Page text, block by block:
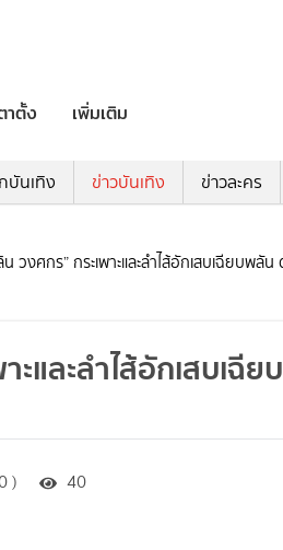
าตั้ง เพิ่มเติม
บันเทิง ข่าวบันเทิง ข่าวละคร
วงศกร” กระเพาะและลำไส้อักเสบเฉียบพลั
ะและลำไส้อักเสบเฉี
) 40